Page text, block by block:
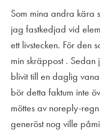
Som mina andra kära
jag fastkedjad vid
ett livstecken. För den
min skräppost .
blivit till en daglig
bör detta faktum inte
möttes av noreply-
generöst nog ville